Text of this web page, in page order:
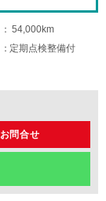
54,000km
定期点検整備付
お問合せ